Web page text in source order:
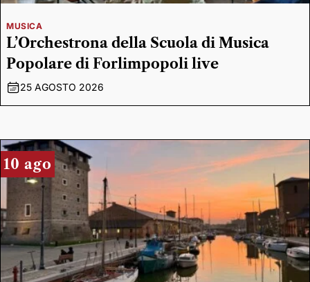
MUSICA
L’Orchestrona della Scuola di Musica
Popolare di Forlimpopoli live
25 AGOSTO 2026
10 ago